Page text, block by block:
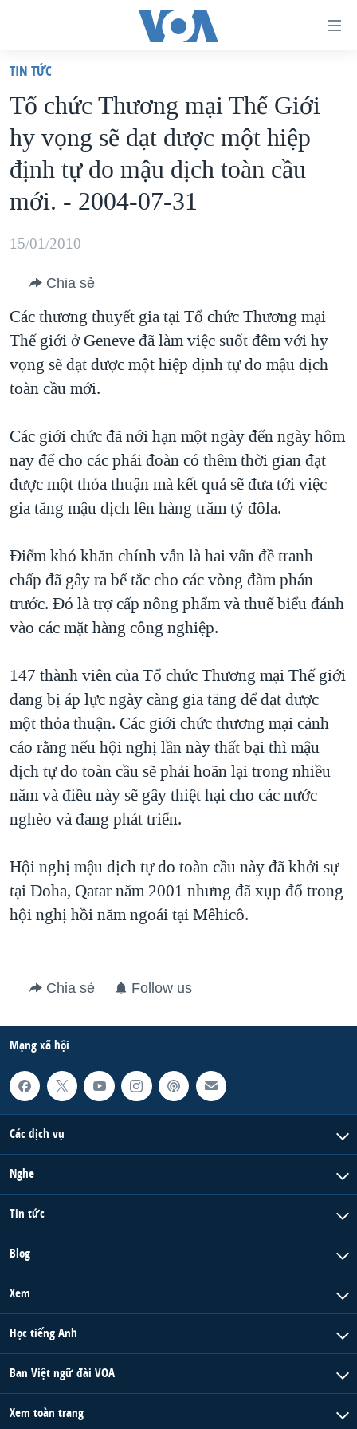
truy
cập
Tới
nội
dung
chính
Tới
hướng
chính
Đi
"Tìm"
VIỆT NAM
HOA KỲ
BIỂN ĐÔNG
THẾ GIỚI
MỤC
TỰ DO BÁO CHÍ
VẠCH TRẦN TIN GIẢ
NGƯỜI VIỆT HẢI NGOẠI
KINH TẾ
KHOA HỌC
SỨC KHOẺ
VĂN HOÁ
THỂ THAO
GIÁO DỤC
CHUYÊN ĐỀ
CHIẾN TRANH THƯƠNG MẠI CỦA MỸ: QUÁ KHỨ VÀ HIỆN
TẠI
HÀNH TRÌNH BẦU CỬ 2024
GIẢI MÃ VÀNH ĐAI & CON ĐƯỜNG
NGÀY TỊ NẠN THẾ GIỚI
TRỊNH VĨNH BÌNH - NGƯỜI HẠ 'BÊN THẮNG CUỘC'
CHI PHÍ CHIẾN TRANH AFGHANISTAN
CÁC GIÁ TRỊ CỘNG HÒA Ở VIỆT NAM
THƯỢNG ĐỈNH TRUMP-KIM TẠI VIỆT NAM
NGƯ DÂN VIỆT VÀ LÀN SÓNG TRỘM HẢI SÂM
BÊN KIA QUỐC LỘ: TIẾNG VỌNG TỪ NÔNG THÔN MỸ
QUAN HỆ VIỆT MỸ
HỌC TIẾNG ANH
VIDEO
MẠNG XÃ HỘI
Ngôn ngữ khác
TIN TỨC
Tổ chức Thương mại Thế Giới
hy vọng sẽ đạt được một hiệp
định tự do mậu dịch toàn cầu
mới. - 2004-07-31
15/01/2010
Chia sẻ
Các thương thuyết gia tại Tổ chức Thương mại
Thế giới ở Geneve đã làm việc suốt đêm với hy
vọng sẽ đạt được một hiệp định tự do mậu dịch
toàn cầu mới.
Các giới chức đã nới hạn một ngày đến ngày hôm
nay để cho các phái đoàn có thêm thời gian đạt
được một thỏa thuận mà kết quả sẽ đưa tới việc
gia tăng mậu dịch lên hàng trăm tỷ đôla.
Điểm khó khăn chính vẫn là hai vấn đề tranh
chấp đã gây ra bế tắc cho các vòng đàm phán
trước. Đó là trợ cấp nông phẩm và thuế biểu đánh
vào các mặt hàng công nghiệp.
147 thành viên của Tổ chức Thương mại Thế giới
đang bị áp lực ngày càng gia tăng để đạt được
một thỏa thuận. Các giới chức thương mại cảnh
cáo rằng nếu hội nghị lần này thất bại thì mậu
dịch tự do toàn cầu sẽ phải hoãn lại trong nhiều
năm và điều này sẽ gây thiệt hại cho các nước
nghèo và đang phát triển.
Hội nghị mậu dịch tự do toàn cầu này đã khởi sự
tại Doha, Qatar năm 2001 nhưng đã xụp đổ trong
hội nghị hồi năm ngoái tại Mêhicô.
Chia sẻ Follow us
Mạng xã hội
Các dịch vụ
Nghe
Tin tức
Blog
Xem
Học tiếng Anh
Ban Việt ngữ đài VOA
Xem toàn trang